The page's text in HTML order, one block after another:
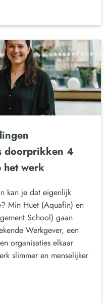
doorprikken 4
het werk
kan je dat eigenlijk
Min Huet (Aquafin) en
School) gaan
Werkgever, een
organisaties elkaar
slimmer en menselijker